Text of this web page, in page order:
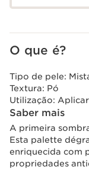
O que é?
Tipo de pele:
Textura: Pó
Utilização:
Saber mais
A primeira
Esta palette
enriquecida com
propriedades